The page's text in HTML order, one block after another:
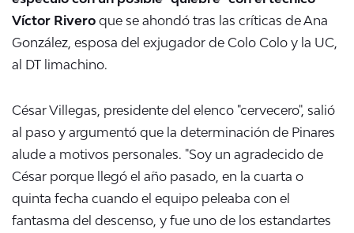
Víctor Rivero que se ahondó tras las críticas de Ana
González, esposa del exjugador de Colo Colo y la UC,
al DT limachino.
César Villegas, presidente del elenco "cervecero", salió
al paso y argumentó que la determinación de Pinares
alude a motivos personales. "Soy un agradecido de
César porque llegó el año pasado, en la cuarta o
quinta fecha cuando el equipo peleaba con el
fantasma del descenso, y fue uno de los estandartes